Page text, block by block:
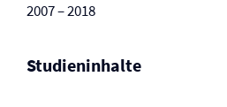
2007 – 2018
Studieninhalte